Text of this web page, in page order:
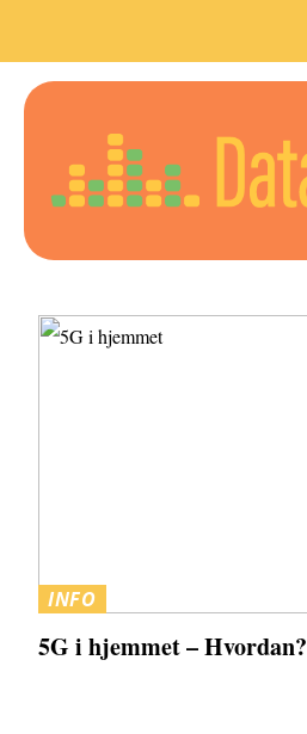
INFO
5G i hjemmet – Hvordan?